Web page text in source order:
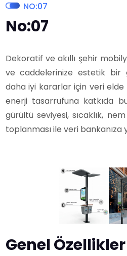
NO:07
No:07
Dekoratif ve akıllı şehir
ve caddelerinize estetik bir
daha iyi kararlar için veri elde
enerji tasarrufuna katkıda
gürültü seviyesi, sıcaklık,
toplanması ile veri bankanıza
Genel Özellikler